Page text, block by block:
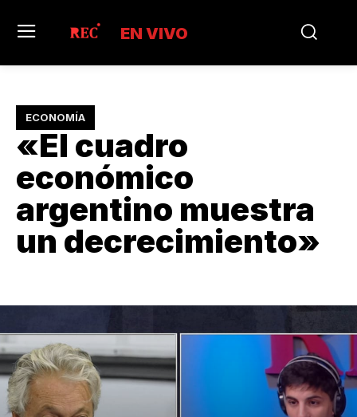
EN VIVO
ECONOMÍA
«El cuadro
económico
argentino muestra
un decrecimiento»